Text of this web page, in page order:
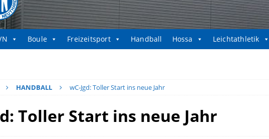
Boule Freizeitsport Handball Hossa Leichtathletik
HANDBALL wC-Jgd: Toller Start ins neue Jahr
Toller Start ins neue Jahr